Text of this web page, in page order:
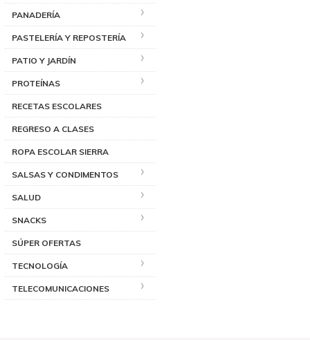
PANADERÍA
PASTELERÍA Y REPOSTERÍA
PATIO Y JARDÍN
PROTEÍNAS
RECETAS ESCOLARES
REGRESO A CLASES
ROPA ESCOLAR SIERRA
SALSAS Y CONDIMENTOS
SALUD
SNACKS
SÚPER OFERTAS
TECNOLOGÍA
TELECOMUNICACIONES